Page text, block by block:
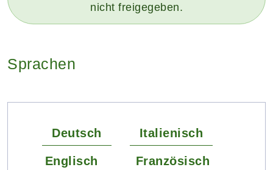
nicht freigegeben.
Sprachen
Deutsch Italienisch
Englisch Französisch